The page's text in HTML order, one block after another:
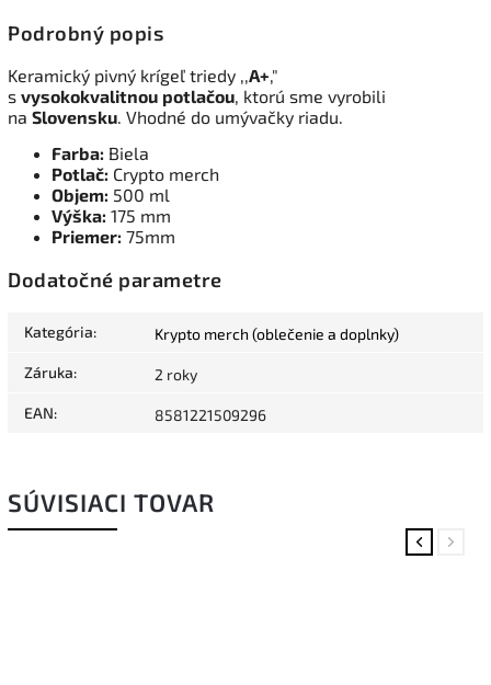
Podrobný popis
Keramický pivný krígeľ triedy ,,A+,"
s vysokokvalitnou potlačou, ktorú sme vyrobili
na Slovensku. Vhodné do umývačky riadu.
Farba: Biela
Potlač: Crypto merch
Objem: 500 ml
Výška: 175 mm
Priemer: 75mm
Dodatočné parametre
Kategória: Krypto merch (oblečenie a doplnky)
Záruka: 2 roky
EAN: 8581221509296
SÚVISIACI TOVAR
Previous
Next